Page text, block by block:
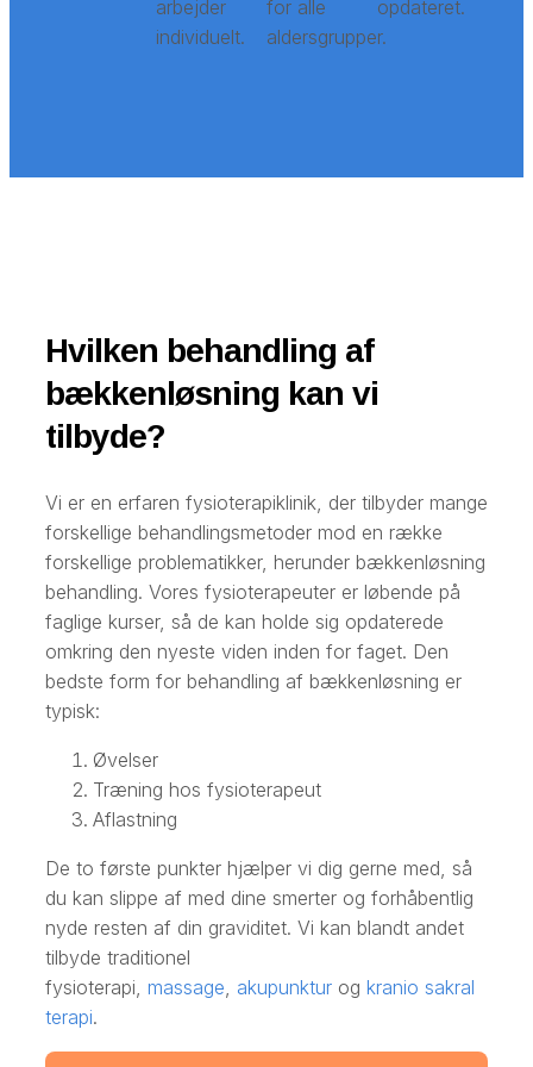
arbejder
individuelt.
for alle
aldersgrupper.
opdateret.
Hvilken behandling af
bækkenløsning kan vi
tilbyde?
Vi er en erfaren fysioterapiklinik, der tilbyder mange
forskellige behandlingsmetoder mod en række
forskellige problematikker, herunder bækkenløsning
behandling. Vores fysioterapeuter er løbende på
faglige kurser, så de kan holde sig opdaterede
omkring den nyeste viden inden for faget. Den
bedste form for behandling af bækkenløsning er
typisk:
Øvelser
​Træning hos fysioterapeut
​Aflastning
​De to første punkter hjælper vi dig gerne med, så
du kan slippe af med dine smerter og forhåbentlig
nyde resten af din graviditet. Vi kan blandt andet
tilbyde traditionel
fysioterapi, massage akupunktur og kranio sakral
terapi.